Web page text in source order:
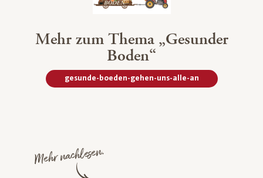
Mehr zum Thema „Gesunder
Boden“
gesunde-boeden-gehen-uns-alle-an
Mehr nachlesen.